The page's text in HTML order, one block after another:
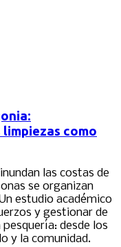
como
las costas de
se organizan
estudio académico
y gestionar de
desde los
y la comunidad.